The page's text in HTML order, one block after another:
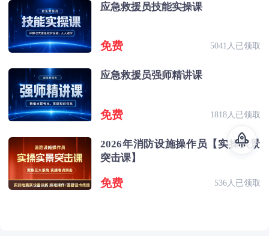
应急救援员技能实操课
免费 5041人已领取
应急救援员强师精讲课
免费 1818人已领取
2026年消防设施操作员【实操实景
突击课】
免费 536人已领取